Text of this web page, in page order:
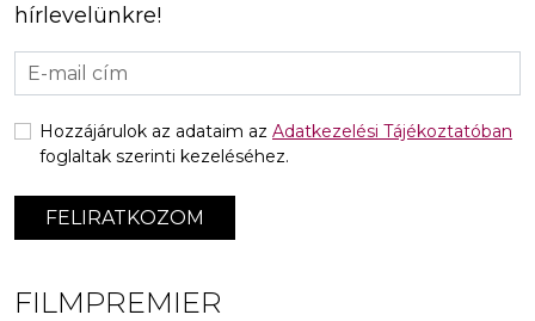
hírlevelünkre!
FELIRATKOZOM
Hozzájárulok az adataim az Adatkezelési Tájékoztatóban
foglaltak szerinti kezeléséhez.
FILMPREMIER